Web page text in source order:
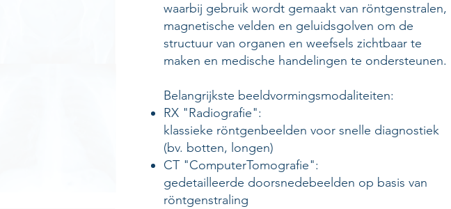
waarbij gebruik wordt gemaakt van röntgenstralen,
magnetische velden en geluidsgolven om de
structuur van organen en weefsels zichtbaar te
maken en medische handelingen te ondersteunen.
Belangrijkste beeldvormingsmodaliteiten:
RX "Radiografie":
klassieke röntgenbeelden voor snelle diagnostiek
(bv. botten, longen)
CT "ComputerTomografie":
gedetailleerde doorsnedebeelden op basis van
röntgenstraling